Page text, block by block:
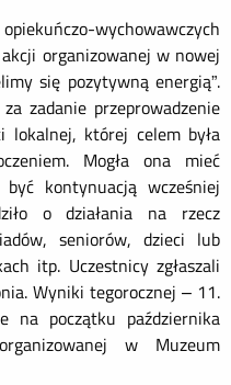
wychowawczych
organizowanej w nowej
się pozytywną energią”.
zadanie przeprowadzenie
lokalnej, której celem była
Mogła ona mieć
kontynuacją wcześniej
o działania na rzecz
seniorów, dzieci lub
itp. Uczestnicy zgłaszali
Wyniki tegorocznej – 11.
na początku października
w Muzeum